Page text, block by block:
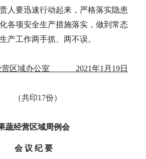
人要迅速行动起来，严格落实隐患
各项安全生产措施落实，做到常态
产工作两手抓、两不误。
营区域办公室 2021年1月19日
17份）
蔬经营区域周例会
会 议 纪 要